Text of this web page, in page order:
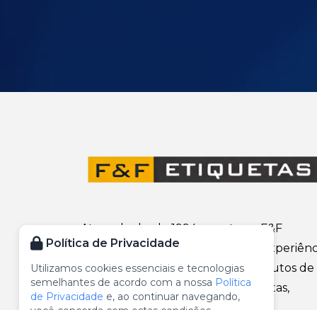
Atuando desde 1994 no setor, a F&F
Etiquetas conta com uma vasta
no ramo gráfico, oferecendo produtos de
alta qualidade em ribbons, etiquetas,
rótulos e muito mais.
Política de Privacidade
Utilizamos cookies essenciais e tecnologias
semelhantes de acordo com a nossa Política
de Privacidade e, ao continuar navegando,